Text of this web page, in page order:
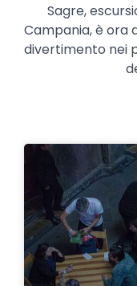
Sagre,
Campania, è ora
divertimento nei